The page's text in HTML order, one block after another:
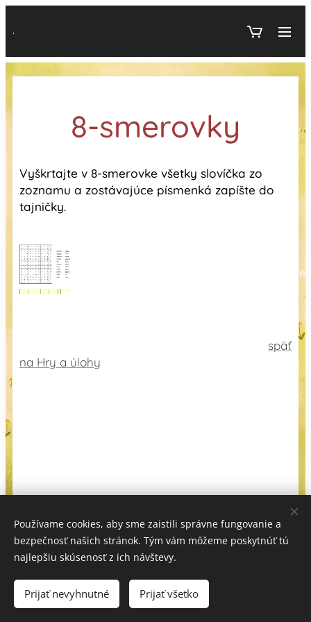
.
8-smerovky
Vyškrtajte v 8-smerovke všetky slovíčka zo
zoznamu a zostávajúce písmenká zapíšte do
tajničky.
späť
na Hry a úlohy
Kontakt
Vytvorené službouWebnode
Používame cookies, aby sme zaistili správne fungovanie a
bezpečnosť našich stránok. Tým vám môžeme poskytnúť tú
najlepšiu skúsenosť z ich návštevy.
Prijať nevyhnutné Prijať všetko